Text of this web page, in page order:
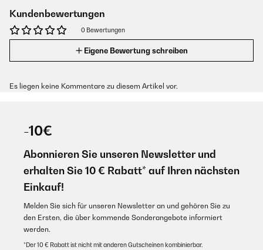
Kundenbewertungen
0 Bewertungen
Eigene Bewertung schreiben
Es liegen keine Kommentare zu diesem Artikel vor.
-10€
Abonnieren Sie unseren Newsletter und
erhalten Sie 10 € Rabatt* auf Ihren nächsten
Einkauf!
Melden Sie sich für unseren Newsletter an und gehören Sie zu
den Ersten, die über kommende Sonderangebote informiert
werden.
*Der 10 € Rabatt ist nicht mit anderen Gutscheinen kombinierbar.